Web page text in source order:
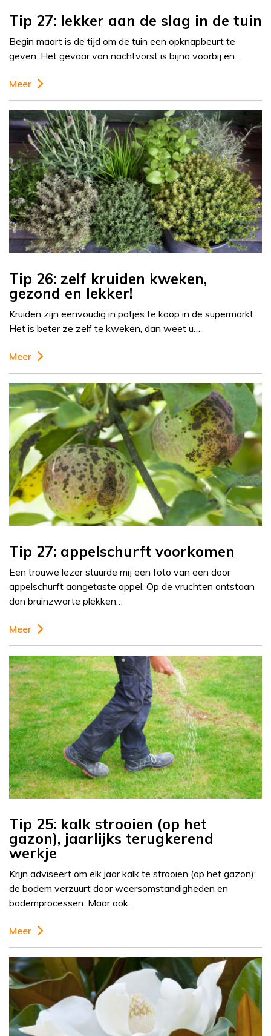
Tip 27: lekker aan de slag in de tuin
Begin maart is de tijd om de tuin een opknapbeurt te
geven. Het gevaar van nachtvorst is bijna voorbij en…
Meer
Tip 26: zelf kruiden kweken,
gezond en lekker!
Kruiden zijn eenvoudig in potjes te koop in de supermarkt.
Het is beter ze zelf te kweken, dan weet u…
Meer
Tip 27: appelschurft voorkomen
Een trouwe lezer stuurde mij een foto van een door
appelschurft aangetaste appel. Op de vruchten ontstaan
dan bruinzwarte plekken…
Meer
Tip 25: kalk strooien (op het
gazon), jaarlijks terugkerend
werkje
Krijn adviseert om elk jaar kalk te strooien (op het gazon):
de bodem verzuurt door weersomstandigheden en
bodemprocessen. Maar ook…
Meer